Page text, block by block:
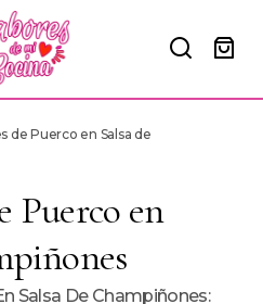
de Puerco en Salsa de
Puerco en
Salsa De Champiñones: